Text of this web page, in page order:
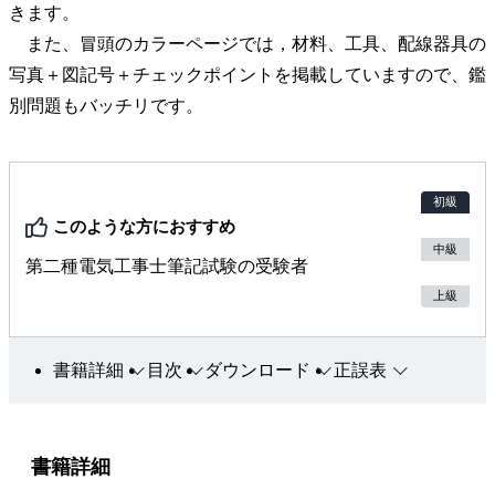
きます。
また、冒頭のカラーページでは，材料、工具、配線器具の
写真＋図記号＋チェックポイントを掲載していますので、鑑
別問題もバッチリです。
このような方におすすめ
第二種電気工事士筆記試験の受験者
初級
中級
上級
書籍詳細 目次 ダウンロード 正誤表
書籍詳細